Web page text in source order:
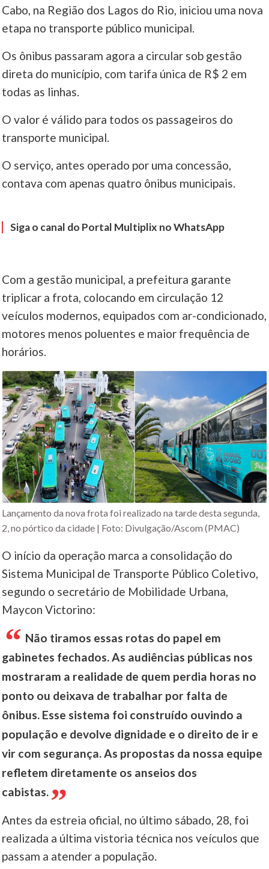
Cabo, na Região dos Lagos do Rio, iniciou uma nova
etapa no transporte público municipal.
Os ônibus passaram agora a circular sob gestão
direta do município, com tarifa única de R$ 2 em
todas as linhas.
O valor é válido para todos os passageiros do
transporte municipal.
O serviço, antes operado por uma concessão,
contava com apenas quatro ônibus municipais.
Siga o canal do Portal Multiplix no WhatsApp
Com a gestão municipal, a prefeitura garante
triplicar a frota, colocando em circulação 12
veículos modernos, equipados com ar-condicionado,
motores menos poluentes e maior frequência de
horários.
Lançamento da nova frota foi realizado na tarde desta segunda,
2, no pórtico da cidade | Foto: Divulgação/Ascom (PMAC)
O início da operação marca a consolidação do
Sistema Municipal de Transporte Público Coletivo,
segundo o secretário de Mobilidade Urbana,
Maycon Victorino:
Não tiramos essas rotas do papel em
gabinetes fechados. As audiências públicas nos
mostraram a realidade de quem perdia horas no
ponto ou deixava de trabalhar por falta de
ônibus. Esse sistema foi construído ouvindo a
população e devolve dignidade e o direito de ir e
vir com segurança. As propostas da nossa equipe
refletem diretamente os anseios dos
cabistas.
Antes da estreia oficial, no último sábado, 28, foi
realizada a última vistoria técnica nos veículos que
passam a atender a população.